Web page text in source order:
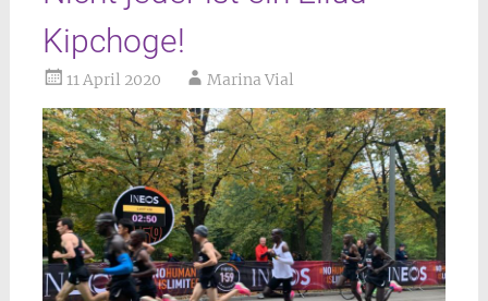
Kipchoge!
11 April 2020 Marina Vial